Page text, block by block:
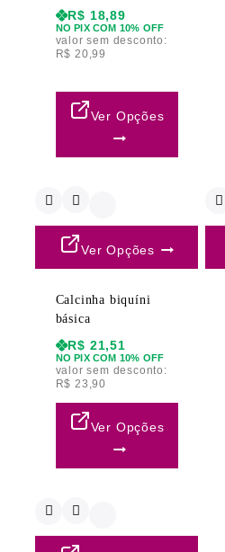
R$ 18,89
NO PIX COM 10% OFF
valor sem desconto:
R$ 20,99
Ver Opções
Ver Opções
Calcinha biquíni
básica
R$ 21,51
NO PIX COM 10% OFF
valor sem desconto:
R$ 23,90
Ver Opções